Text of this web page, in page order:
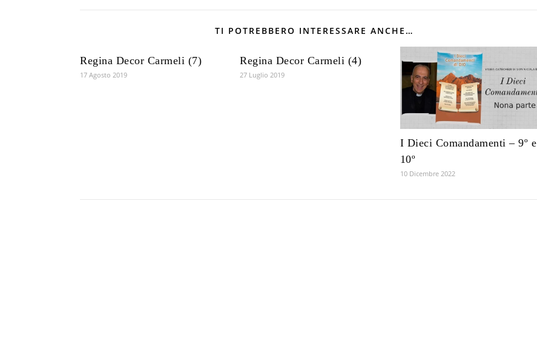
TI POTREBBERO INTERESSARE ANCHE…
Regina Decor Carmeli (7)
17 Agosto 2019
Regina Decor Carmeli (4)
27 Luglio 2019
I Dieci Comandamenti – 9º e
10º
10 Dicembre 2022